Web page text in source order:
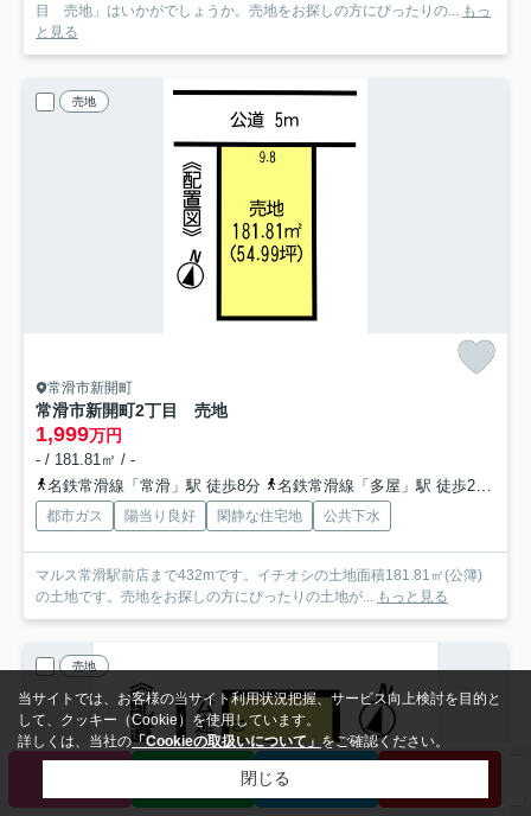
目 売地」はいかがでしょうか。売地をお探しの方にぴったりの...
もっ
と見る
売地
常滑市新開町
常滑市新開町2丁目 売地
1,999万円
- / 181.81㎡ / -
名鉄常滑線「常滑」駅 徒歩8分
名鉄常滑線「多屋」駅 徒歩20分
都市ガス 陽当り良好 閑静な住宅地 公共下水
マルス常滑駅前店まで432mです。イチオシの土地面積181.81㎡(公簿)
の土地です。売地をお探しの方にぴったりの土地が...
もっと見る
売地
来店予約
当サイトでは、お客様の当サイト利用状況把握、サービス向上検討を目的と
して、クッキー（Cookie）を使用しています。
詳しくは、当社の「Cookieの取扱いについて」をご確認ください。
閉じる